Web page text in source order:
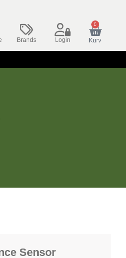
Brands Login
0
Kurv
Sensor